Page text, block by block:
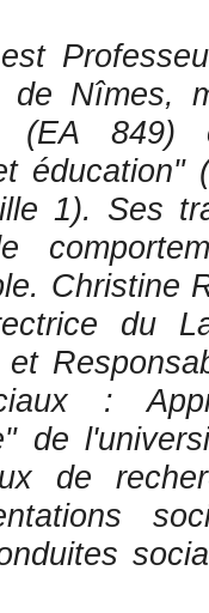
de Nîmes,
(EA
éducation"
1). Ses
Christine
du
:
de
de